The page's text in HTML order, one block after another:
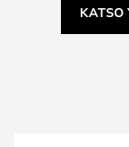
KATSO